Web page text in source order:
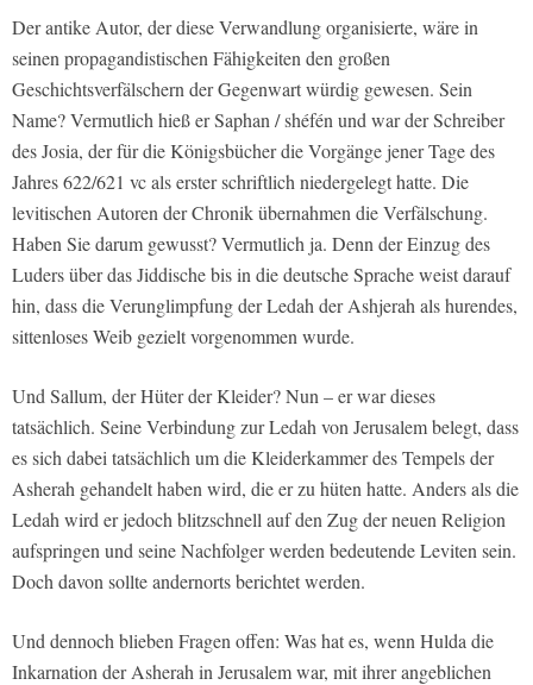
Der antike Autor, der diese Verwandlung organisierte, wäre in
seinen propagandistischen Fähigkeiten den großen
Geschichtsverfälschern der Gegenwart würdig gewesen. Sein
Name? Vermutlich hieß er Saphan / shéfén und war der Schreiber
des Josia, der für die Königsbücher die Vorgänge jener Tage des
Jahres 622/621 vc als erster schriftlich niedergelegt hatte. Die
levitischen Autoren der Chronik übernahmen die Verfälschung.
Haben Sie darum gewusst? Vermutlich ja. Denn der Einzug des
Luders über das Jiddische bis in die deutsche Sprache weist darauf
hin, dass die Verunglimpfung der Ledah der Ashjerah als hurendes,
sittenloses Weib gezielt vorgenommen wurde.
Und Sallum, der Hüter der Kleider? Nun – er war dieses
tatsächlich. Seine Verbindung zur Ledah von Jerusalem belegt, dass
es sich dabei tatsächlich um die Kleiderkammer des Tempels der
Asherah gehandelt haben wird, die er zu hüten hatte. Anders als die
Ledah wird er jedoch blitzschnell auf den Zug der neuen Religion
aufspringen und seine Nachfolger werden bedeutende Leviten sein.
Doch davon sollte andernorts berichtet werden.
Und dennoch blieben Fragen offen: Was hat es, wenn Hulda die
Inkarnation der Asherah in Jerusalem war, mit ihrer angeblichen